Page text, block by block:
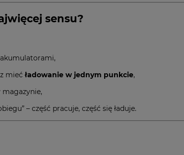
sensu?
akumulatorami,
mieć ładowanie w jednym punkcie,
magazynie,
– część pracuje, część się ładuje.